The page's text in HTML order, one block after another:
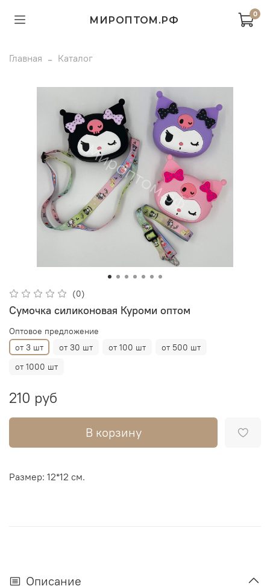
МИРОПТОМ.РФ
0
Главная Каталог
(0)
Сумочка силиконовая Куроми оптом
Оптовое предложение
от 3 шт
от 30 шт от 100 шт
от 500 шт
от 1000 шт
210 руб
В корзину
Размер: 12*12 см.
Описание